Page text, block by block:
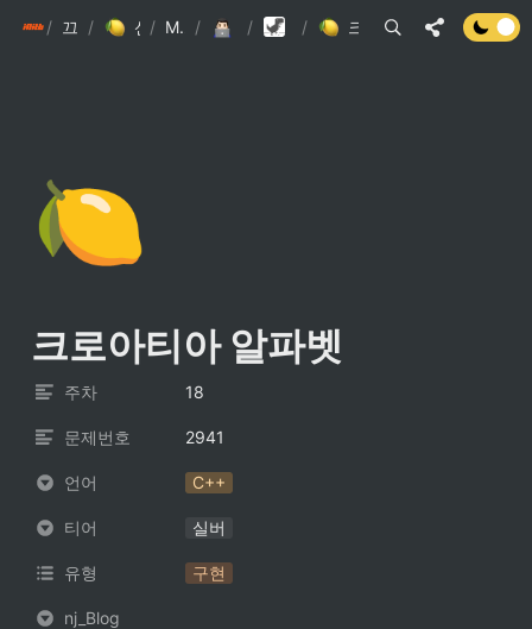
init6
/ 끄적끄적/ 신수형 끄적끄적/ My Library / About ME!
/ 알고리즘 DB
/
🍋
크로아티아 알파벳
주차 18
문제번호 2941
언어 C++
티어 실버
유형 구현
nj_Blog